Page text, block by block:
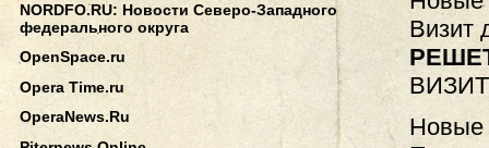
Визит
Новые
NORDFO.RU: Новости Северо-Западного
федерального округа
OpenSpace.ru
Opera Time.ru
OperaNews.Ru